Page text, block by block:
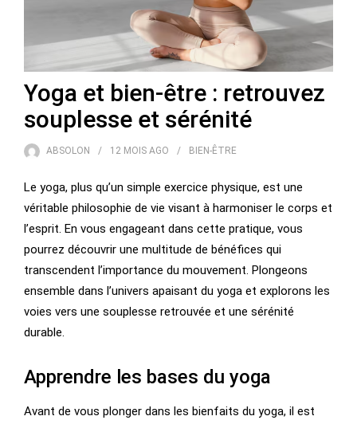
Yoga et bien-être : retrouvez
souplesse et sérénité
ABSOLON 12 MOIS AGO BIEN-ÊTRE
Le yoga, plus qu’un simple exercice physique, est une
véritable philosophie de vie visant à harmoniser le corps et
l’esprit. En vous engageant dans cette pratique, vous
pourrez découvrir une multitude de bénéfices qui
transcendent l’importance du mouvement. Plongeons
ensemble dans l’univers apaisant du yoga et explorons les
voies vers une souplesse retrouvée et une sérénité
durable.
Apprendre les bases du yoga
Avant de vous plonger dans les bienfaits du yoga, il est